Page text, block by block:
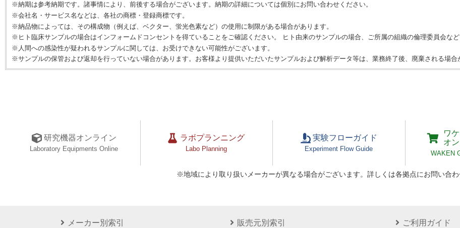
※納期は参考納期です。諸事情により、前後する場合がございます。納期の詳細については個別にお問い合わせください。
※会社名・サービス名などは、各社の商標・登録商標です。
※納品物によっては、その構成物（例えば、ベクター、蛍光色素など）の使用に制限がある場合があります。
※ヒト臨床サンプルの場合はインフォームドコンセントを得ていることをご確認ください。 ヒト由来のサンプルの場合、ご所属の組織の倫理委員会な
※人間への感染性が疑われるサンプルに関しては、お受けできない可能性がございます。
※サンプルの保管および返却を行っていない場合があります。お客様より提供いただいたサンプルおよび解析データ等は、業務終了後、廃棄される場合
研究機器オンライン
Laboratory Equipments Online
ラボプランニング
Labo Planning
実験フローガイド
Experiment Flow Guide
ワ
オ
WAKEN
※地域により取り扱いメーカーが異なる場合がございます。詳しくは各拠点にお問い合わ
メーカー別索引 販売元別索引 ご利用ガイド